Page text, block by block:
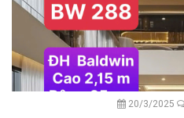
20/3/2025